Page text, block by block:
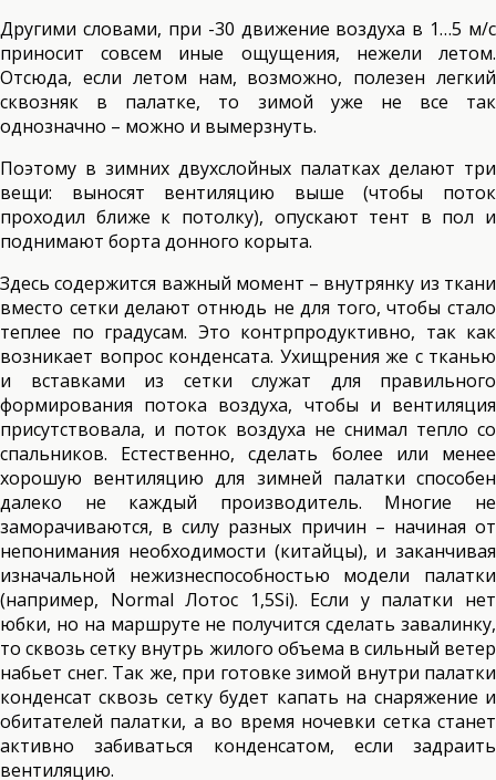
Другими словами, при -30 движение воздуха в 1…5 м/с
приносит совсем иные ощущения, нежели летом.
Отсюда, если летом нам, возможно, полезен легкий
сквозняк в палатке, то зимой уже не все так
однозначно – можно и вымерзнуть.
Поэтому в зимних двухслойных палатках делают три
вещи: выносят вентиляцию выше (чтобы поток
проходил ближе к потолку), опускают тент в пол и
поднимают борта донного корыта.
Здесь содержится важный момент – внутрянку из ткани
вместо сетки делают отнюдь не для того, чтобы стало
теплее по градусам. Это контрпродуктивно, так как
возникает вопрос конденсата. Ухищрения же с тканью
и вставками из сетки служат для правильного
формирования потока воздуха, чтобы и вентиляция
присутствовала, и поток воздуха не снимал тепло со
спальников. Естественно, сделать более или менее
хорошую вентиляцию для зимней палатки способен
далеко не каждый производитель. Многие не
заморачиваются, в силу разных причин – начиная от
непонимания необходимости (китайцы), и заканчивая
изначальной нежизнеспособностью модели палатки
(например, Normal Лотос 1,5Si). Если у палатки нет
юбки, но на маршруте не получится сделать завалинку,
то сквозь сетку внутрь жилого объема в сильный ветер
набьет снег. Так же, при готовке зимой внутри палатки
конденсат сквозь сетку будет капать на снаряжение и
обитателей палатки, а во время ночевки сетка станет
активно забиваться конденсатом, если задраить
вентиляцию.